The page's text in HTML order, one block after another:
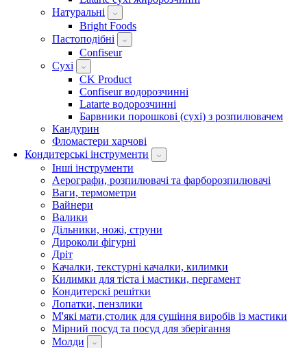
Натуральні
Bright Foods
Пастоподібні
Confiseur
Сухі
CK Product
Confiseur водорозчинні
Latarte водорозчинні
Барвники порошкові (сухі) з розпилювачем
Кандурин
Фломастери харчові
Кондитерські інструменти
Інші інструменти
Аерографи, розпилювачі та фарборозпилювачі
Ваги, термометри
Вайнери
Валики
Дільники, ножі, струни
Дироколи фігурні
Дріт
Качалки, текстурні качалки, килимки
Килимки для тіста і мастики, пергамент
Кондитерскі решітки
Лопатки, пензлики
М'які мати,столик для сушіння виробів із мастики
Мірний посуд та посуд для зберігання
Молди